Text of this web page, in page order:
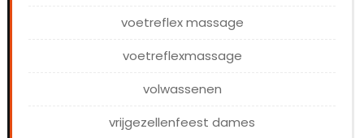
voetreflex massage
voetreflexmassage
volwassenen
vrijgezellenfeest dames